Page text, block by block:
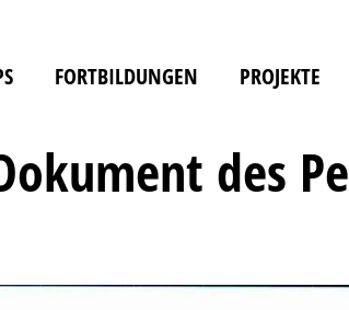
FORTBILDUNGEN PROJEKTE
des